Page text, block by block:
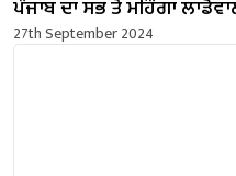
ਪੰਜਾਬ ਦਾ ਸਭ ਤੋਂ ਮਹਿੰਗਾ
27th September 2024